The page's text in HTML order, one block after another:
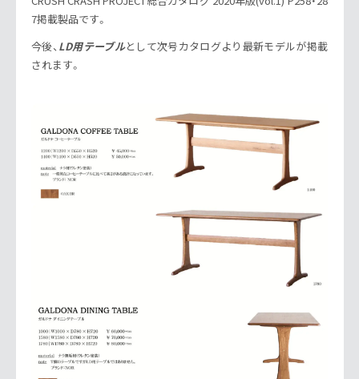
7掲載製品です。
今後、 LD用テーブルとして次号カタログより最新モデルが掲載
されます。